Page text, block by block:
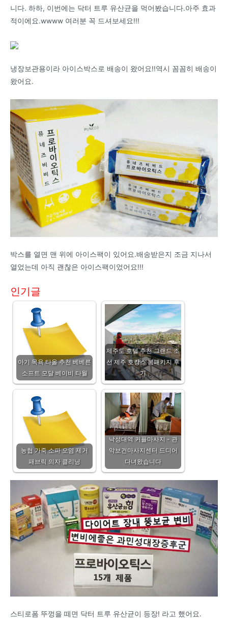
니다. 하하, 이번에는 닥터 트루 유산균을 먹어봤습니다.아주 효과
적이에요.wwww 여러분 꼭 드셔보세요!!!
냉장보관용이라 아이스박스로 배송이 왔어요!!역시 꼼꼼히 배송이
왔어요.
박스를 열면 맨 위에 아이스팩이 있어요.배송받은지 조금 지나서
열었는데 아직 괜찮은 아이스팩이었어요!!!
인기글
아기 목욕 타올 추천 베베른
소프트 모달 베이비 타월
제주도 호텔 추천 그랜드 조
선 제주 호캉스 봄패키지 후
기
농협 가죽 소파 오염 제거
패브릭 의자 클리닝
낙성대역 커플마사지 - 관
악보건마사지센터 드디어
다녀왔습니다
스티로폼 뚜껑을 떼면 닥터 트루 유산균이 등장! 라고 했어요.